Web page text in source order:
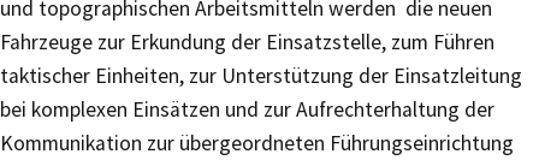
und topographischen Arbeitsmitteln werden die neuen
Fahrzeuge zur Erkundung der Einsatzstelle, zum Führen
taktischer Einheiten, zur Unterstützung der Einsatzleitung
bei komplexen Einsätzen und zur Aufrechterhaltung der
Kommunikation zur übergeordneten Führungseinrichtung